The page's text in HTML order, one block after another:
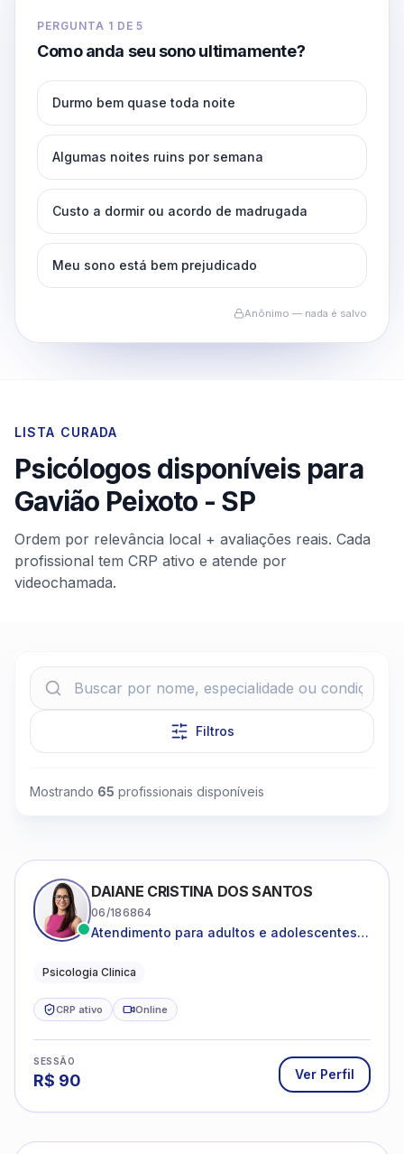
PERGUNTA 1 DE5
Como anda seu sono ultimamente?
Durmo bem quase toda noite
Algumas noites ruins por semana
Custo a dormir ou acordo de madrugada
Meu sono está bem prejudicado
Anônimo — nada é salvo
LISTA CURADA
Psicólogos disponíveis para
Gavião Peixoto - SP
Ordem por relevância local + avaliações reais. Cada
profissional tem CRP ativo e atende por
videochamada.
Filtros
Mostrando 65 profissionais disponíveis
DAIANE CRISTINA DOS SANTOS
06/186864
Atendimento para adultos e adolescentes a
Psicologia Clinica
CRP ativo Online
SESSÃO
R$ 90 Ver Perfil